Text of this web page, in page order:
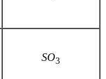
SO3